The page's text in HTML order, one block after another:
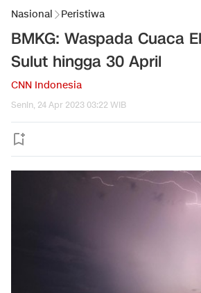
Nasional Peristiwa
BMKG: Waspada Cuaca
Sulut hingga 30 April
CNN Indonesia
Senin, 24 Apr 2023 03:22 WIB